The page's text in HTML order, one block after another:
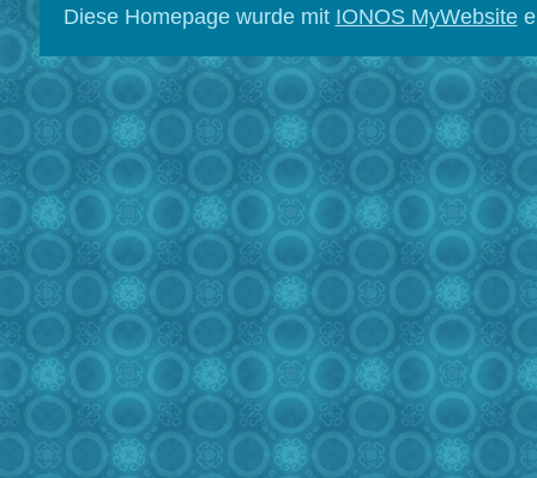
Diese Homepage wurde mit IONOS MyWebsite